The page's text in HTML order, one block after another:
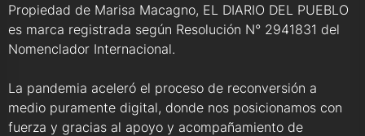
Propiedad de Marisa Macagno, EL DIARIO DEL PUEBLO
es marca registrada según Resolución N° 2941831 del
Nomenclador Internacional.
La pandemia aceleró el proceso de reconversión a
medio puramente digital, donde nos posicionamos con
fuerza y gracias al apoyo y acompañamiento de